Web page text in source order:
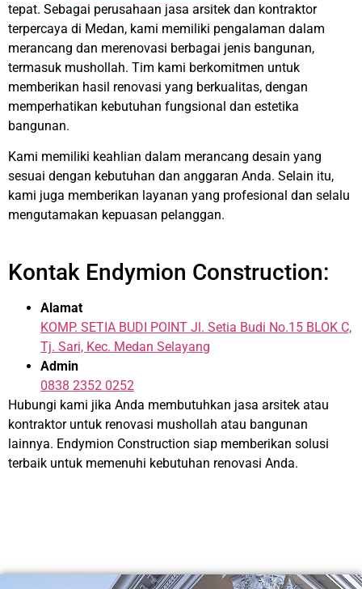
tepat. Sebagai perusahaan jasa arsitek dan kontraktor
terpercaya di Medan, kami memiliki pengalaman dalam
merancang dan merenovasi berbagai jenis bangunan,
termasuk mushollah. Tim kami berkomitmen untuk
memberikan hasil renovasi yang berkualitas, dengan
memperhatikan kebutuhan fungsional dan estetika
bangunan.
Kami memiliki keahlian dalam merancang desain yang
sesuai dengan kebutuhan dan anggaran Anda. Selain itu,
kami juga memberikan layanan yang profesional dan selalu
mengutamakan kepuasan pelanggan.
Kontak Endymion Construction:
Alamat
KOMP. SETIA BUDI POINT Jl. Setia Budi No.15 BLOK C,
Tj. Sari, Kec. Medan Selayang
Admin
0838 2352 0252
Hubungi kami jika Anda membutuhkan jasa arsitek atau
kontraktor untuk renovasi mushollah atau bangunan
lainnya. Endymion Construction siap memberikan solusi
terbaik untuk memenuhi kebutuhan renovasi Anda.